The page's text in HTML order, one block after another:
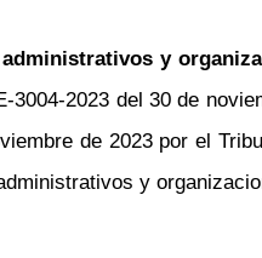
y
3004-2023 del 30 de
de 2023 por el
y